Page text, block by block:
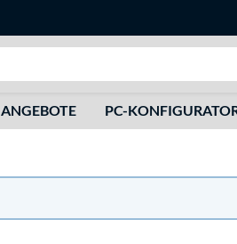
ANGEBOTE PC-